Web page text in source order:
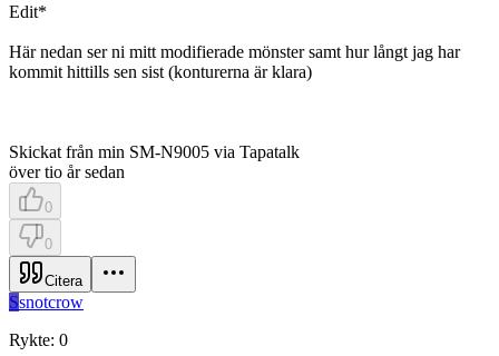
Edit*
Här nedan ser ni mitt modifierade mönster samt hur långt jag har
kommit hittills sen sist (konturerna är klara)
Skickat från min SM-N9005 via Tapatalk
över tio år sedan
0
0
Citera
Ssnotcrow
Rykte: 0